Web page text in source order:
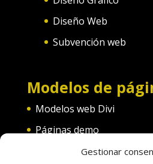
Gestionar
Diseño Web
Subvención web
Modelos de
Modelos web Divi
Páginas demo
Web convento